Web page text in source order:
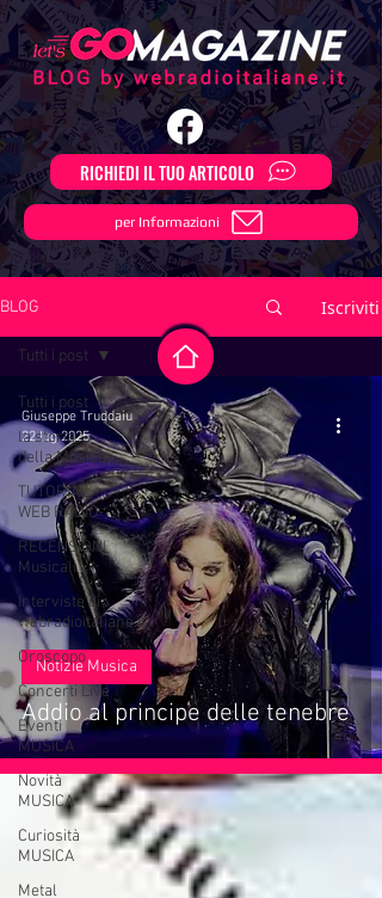
RICHIEDI IL TUO ARTICOLO
per Informazioni
BLOG Iscriviti
Tutti i post
la storia
della Musica
TUTORIAL
WEB RADIO
RECENSIONI
Musicali
Interviste di
webradioitaliane.it
Oroscopo
Concerti Live
Eventi
MUSICA
Novità
MUSICA
Curiosità
MUSICA
Metal
Tutti i post
Addio al principe delle tenebre
Notizie Musica
Giuseppe Truddaiu
22 lug 2025